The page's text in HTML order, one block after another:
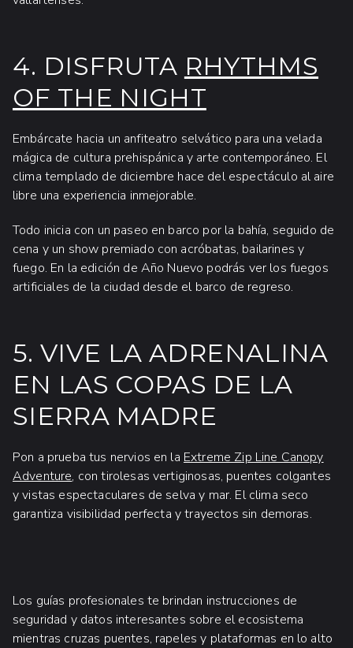
4. DISFRUTA RHYTHMS
OF THE NIGHT
Embárcate hacia un anfiteatro selvático para una velada
mágica de cultura prehispánica y arte contemporáneo. El
clima templado de diciembre hace del espectáculo al aire
libre una experiencia inmejorable.
Todo inicia con un paseo en barco por la bahía, seguido de
cena y un show premiado con acróbatas, bailarines y
fuego. En la edición de Año Nuevo podrás ver los fuegos
artificiales de la ciudad desde el barco de regreso.
5. VIVE LA ADRENALINA
EN LAS COPAS DE LA
SIERRA MADRE
Pon a prueba tus nervios en la Extreme Zip Line Canopy
Adventure, con tirolesas vertiginosas, puentes colgantes
y vistas espectaculares de selva y mar. El clima seco
garantiza visibilidad perfecta y trayectos sin demoras.
Los guías profesionales te brindan instrucciones de
seguridad y datos interesantes sobre el ecosistema
mientras cruzas puentes, rapeles y plataformas en lo alto